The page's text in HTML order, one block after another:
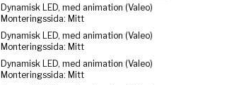
Dynamisk LED, med animation (Valeo)
Monteringssida: Mitt
Dynamisk LED, med animation (Valeo)
Monteringssida: Mitt
Dynamisk LED, med animation (Valeo)
Monteringssida: Mitt